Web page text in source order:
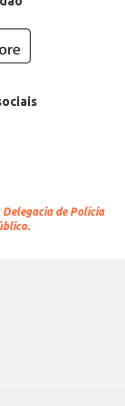
Delegacia de Polícia